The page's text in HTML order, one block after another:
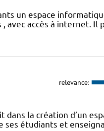
un espace
avec accès à internet. Il
relevance:
dans la création d’un
étudiants et